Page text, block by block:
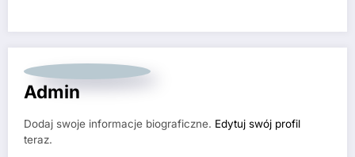
Admin
Dodaj swoje informacje biograficzne. Edytuj swój profil
teraz.